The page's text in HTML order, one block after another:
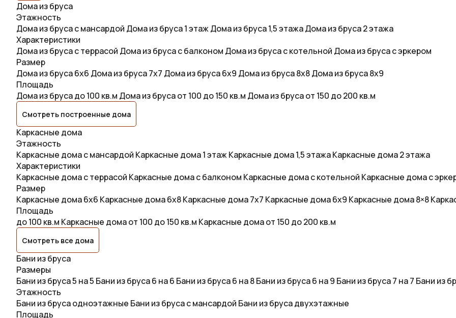
Дома из бруса
Этажность
Дома из бруса с мансардой Дома из бруса 1 этажДома из бруса 1,5 этажаДома из бруса 2 этажа
Характеристики
Дома из бруса с террасой Дома из бруса с балконом Дома из бруса с котельной Дома из бруса с эркером
Размер
Дома из бруса 6х6 Дома из бруса 7х7 Дома из бруса 6х9 Дома из бруса 8х8Дома из бруса 8х9
Площадь
Дома из бруса до 100 кв.м Дома из бруса от 100 до 150 кв.м Дома из бруса от 150 до 200 кв.м
Смотреть построенные дома
Каркасные дома
Этажность
Каркасные дома с мансардой Каркасные дома 1 этажКаркасные дома 1,5 этажаКаркасные дома 2 этажа
Характеристики
Каркасные дома с террасой Каркасные дома с балконом Каркасные дома с котельной Каркасные дома с
Размер
Каркасные дома 6х6 Каркасные дома 6x8Каркасные дома 7x7 Каркасные дома 6x9 Каркасные дома 8×8
Площадь
до 100 кв.м Каркасные дома от 100 до 150 кв.м Каркасные дома от 150 до 200 кв.м
Смотреть все дома
Бани из бруса
Размеры
Бани из бруса 5 на 5 Бани из бруса 6 на 6 Бани из бруса 6 на 8Бани из бруса 6 на 9 Бани из бруса 7 на 7 Бани из
Этажность
Бани из бруса одноэтажные Бани из бруса с мансардой Бани из бруса двухэтажные
Площадь